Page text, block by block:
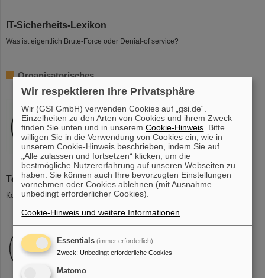
IT-Sicherheits-Lexikon
Was ist eigentlich Brute-Force oder Denial-of service?
Organisatorisches
Team
Kontaktadressen der Stabsabteilung IT-Sicherheit.
Wir respektieren Ihre Privatsphäre
Wir (GSI GmbH) verwenden Cookies auf „gsi.de“.
Einzelheiten zu den Arten von Cookies und ihrem Zweck
finden Sie unten und in unseremCookie-Hinweis . Bitte
willigen Sie in die Verwendung von Cookies ein, wie in
unserem Cookie-Hinweis beschrieben, indem Sie auf
„Alle zulassen und fortsetzen“ klicken, um die
bestmögliche Nutzererfahrung auf unseren Webseiten zu
haben. Sie können auch Ihre bevorzugten Einstellungen
vornehmen oder Cookies ablehnen (mit Ausnahme
unbedingt erforderlicher Cookies).
Cookie-Hinweis und weitere Informationen
Essentials (immer erforderlich)
Zweck: Unbedingt erforderliche Cookies
Matomo